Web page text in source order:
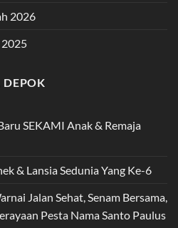
2026
DEPOK
SEKAMI Anak & Remaja
& Lansia Sedunia Yang Ke-6
Jalan Sehat, Senam Bersama,
Pesta Nama Santo Paulus